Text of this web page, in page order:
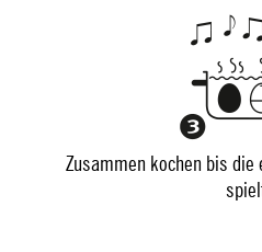
Zusammen kochen bis